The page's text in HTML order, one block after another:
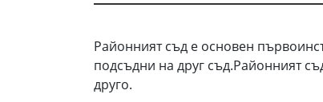
Районният съд е основен
подсъдни на друг съд.Районният
друго.